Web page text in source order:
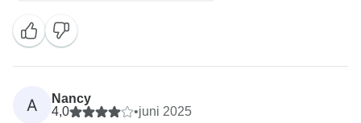
A
Nancy
4,0
•juni 2025